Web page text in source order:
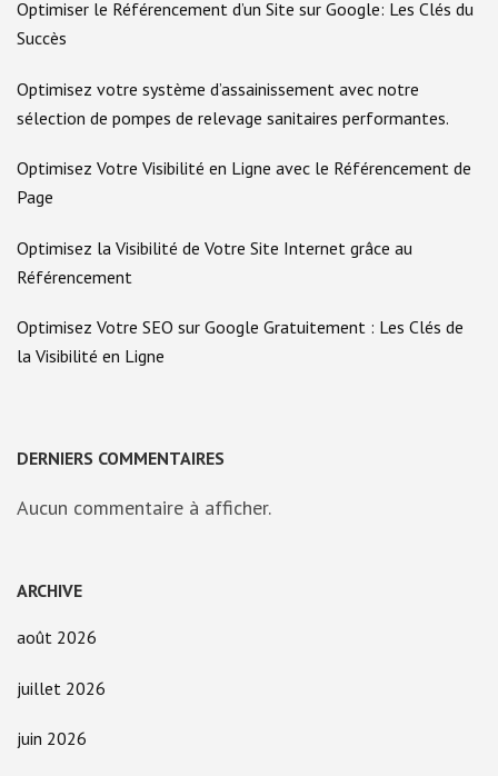
Optimiser le Référencement d’un Site sur Google: Les Clés du
Succès
Optimisez votre système d’assainissement avec notre
sélection de pompes de relevage sanitaires performantes.
Optimisez Votre Visibilité en Ligne avec le Référencement de
Page
Optimisez la Visibilité de Votre Site Internet grâce au
Référencement
Optimisez Votre SEO sur Google Gratuitement : Les Clés de
la Visibilité en Ligne
DERNIERS COMMENTAIRES
Aucun commentaire à afficher.
ARCHIVE
août 2026
juillet 2026
juin 2026